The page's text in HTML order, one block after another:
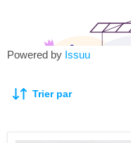
Powered by Issuu
Trier par